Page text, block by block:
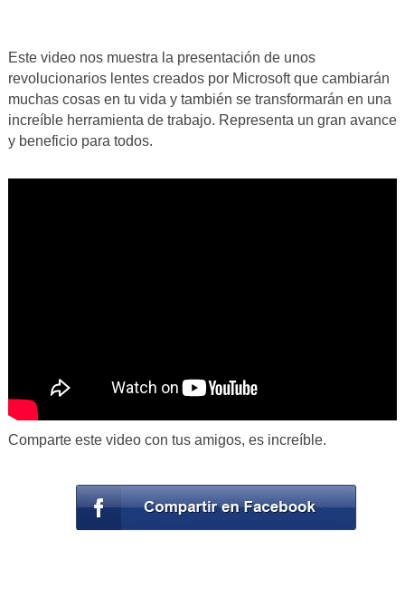
Este video nos muestra la presentación de unos
revolucionarios lentes creados por Microsoft que cambiarán
muchas cosas en tu vida y también se transformarán en una
increíble herramienta de trabajo. Representa un gran avance
y beneficio para todos.
Comparte este video con tus amigos, es increíble.